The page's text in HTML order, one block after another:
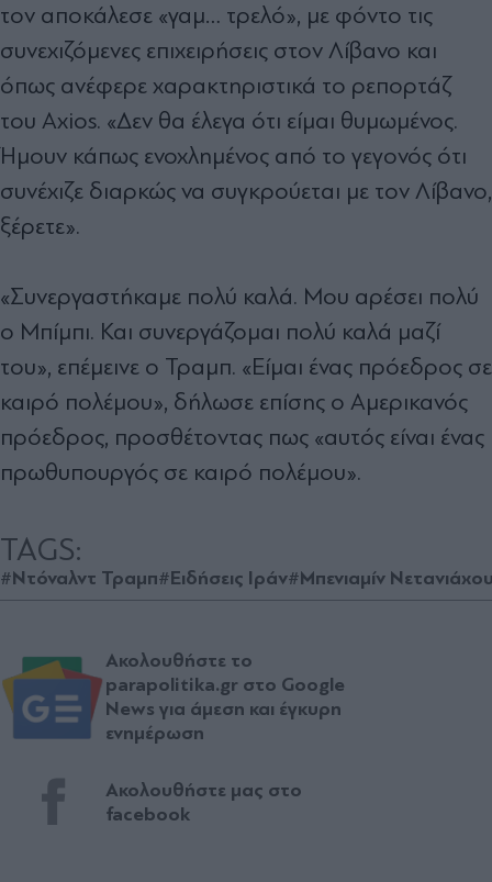
τον αποκάλεσε «γαμ… τρελό», με φόντο τις
συνεχιζόμενες επιχειρήσεις στον Λίβανο και
όπως ανέφερε χαρακτηριστικά το ρεπορτάζ
του Axios. «Δεν θα έλεγα ότι είμαι θυμωμένος.
Ήμουν κάπως ενοχλημένος από το γεγονός ότι
συνέχιζε διαρκώς να συγκρούεται με τον Λίβανο,
ξέρετε».
«Συνεργαστήκαμε πολύ καλά. Μου αρέσει πολύ
ο Μπίμπι. Και συνεργάζομαι πολύ καλά μαζί
του», επέμεινε ο Τραμπ. «Είμαι ένας πρόεδρος σε
καιρό πολέμου», δήλωσε επίσης ο Αμερικανός
πρόεδρος, προσθέτοντας πως «αυτός είναι ένας
πρωθυπουργός σε καιρό πολέμου».
TAGS:
#Ντόναλντ Τραμπ#Ειδήσεις Ιράν#Μπενιαμίν
Ακολουθήστε το
parapolitika.gr στο Google
News για άμεση και έγκυρη
ενημέρωση
Ακολουθήστε μας στο
facebook